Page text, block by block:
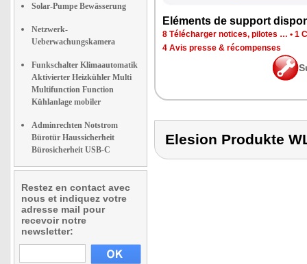
Solar-Pumpe Bewässerung
Netzwerk-
Ueberwachungskamera
Funkschalter Klimaautomatik
Aktivierter Heizkühler Multi
Multifunction Function
Kühlanlage mobiler
Adminrechten Notstrom
Bürotür Haussicherheit
Bürosicherheit USB-C
Restez en contact avec
nous et indiquez votre
adresse mail pour
recevoir notre
newsletter:
Eléments de support
8 Télécharger notices, pilotes … • 1
4 Avis presse & récompenses
Elesion Produkte